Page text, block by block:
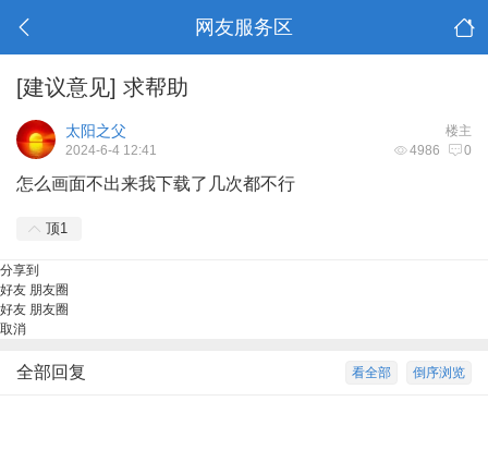
网友服务区
[建议意见] 求帮助
楼主
太阳之父
4986 0
2024-6-4 12:41
怎么画面不出来我下载了几次都不行
顶1
分享到
好友 朋友圈
好友 朋友圈
取消
倒序浏览
看全部
全部回复